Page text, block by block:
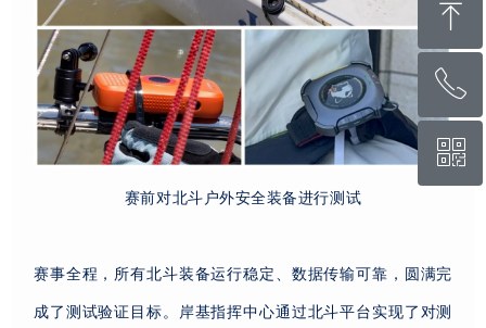
赛前对北斗户外安全装备进行测试
赛事全程，所有北斗装备运行稳定、数据传输可靠，圆满完
成了测试验证目标。岸基指挥中心通过北斗平台实现了对测
ꁸ
回到顶部
ꂅ
400-822-5331
ꀥ